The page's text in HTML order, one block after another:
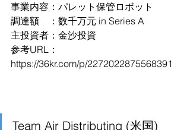
事業内容：パレット保管ロボット
調達額　：数千万元 in Series A
主投資者：金沙投資
参考URL：
https://36kr.com/p/2272022875568391
Team Air Distributing (米国)